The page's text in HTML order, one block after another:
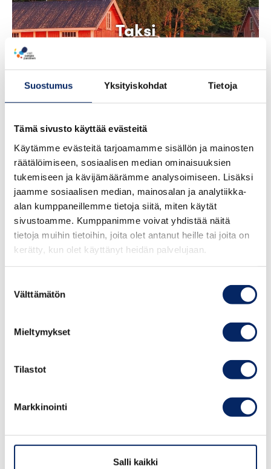
Suostumus Yksityiskohdat Tietoja
Tämä sivusto käyttää evästeitä
Käytämme evästeitä tarjoamamme sisällön ja mainosten
räätälöimiseen, sosiaalisen median ominaisuuksien
tukemiseen ja kävijämäärämme analysoimiseen. Lisäksi
jaamme sosiaalisen median, mainosalan ja analytiikka-
alan kumppaneillemme tietoja siitä, miten käytät
sivustoamme. Kumppanimme voivat yhdistää näitä
tietoja muihin tietoihin, joita olet antanut heille tai joita on
kerätty, kun olet käyttänyt heidän palvelujaan.
valinta
Välttämätön
Mieltymykset
Tilastot
Markkinointi
Salli kaikki
Taksi
Saaristomerellä
Taksi venekuljetuksia
haluat viettää merellisen päivän
luontoa ihailemassa. Ota rohkeasti yhteyttä, niin
katsotaan miten voisimme palvella sinua